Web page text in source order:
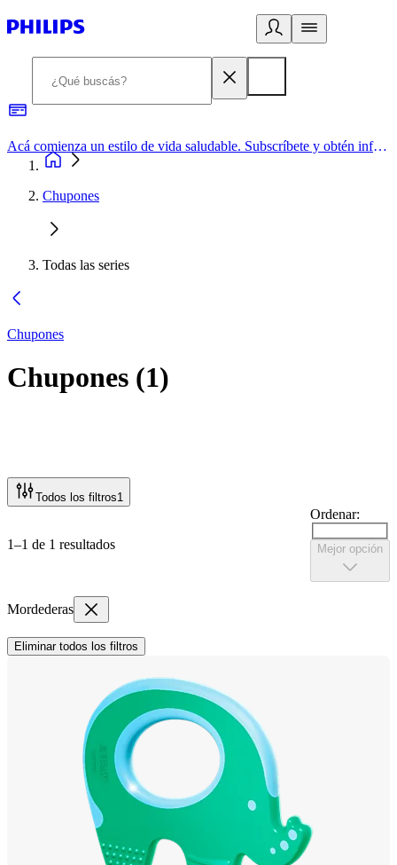
Acá comienza un estilo de vida saludable. Subscríbete y obtén información de primera mano
Chupones
Todas las series
Chupones
Chupones (1)
Todos los filtros1
1–1 de 1 resultados
Ordenar:
Mejor opción
Mordederas
Eliminar todos los filtros